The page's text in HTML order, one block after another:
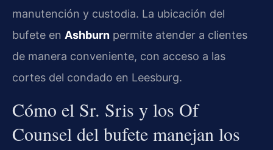
manutención y custodia. La ubicación del
bufete en Ashburn permite atender a clientes
de manera conveniente, con acceso a las
cortes del condado en Leesburg.
Cómo el Sr. Sris y los Of
Counsel del bufete manejan los